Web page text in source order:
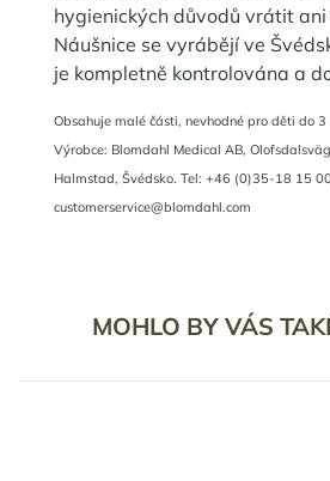
hygienických důvodů vrátit
Náušnice se vyrábějí ve
je kompletně kontrolována a
Obsahuje malé části, nevhodné pro děti do 3
Výrobce: Blomdahl Medical AB,
Halmstad, Švédsko. Tel: +46 (0)35-18 15
customerservice@blomdahl.com
MOHLO BY VÁS